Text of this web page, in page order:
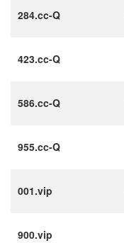
284.cc-Q
423.cc-Q
586.cc-Q
955.cc-Q
001.vip
900.vip